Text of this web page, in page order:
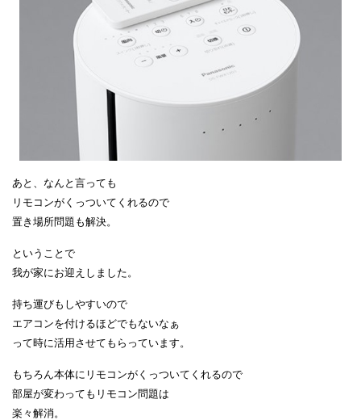
あと、なんと言っても
リモコンがくっついてくれるので
置き場所問題も解決。
ということで
我が家にお迎えしました。
持ち運びもしやすいので
エアコンを付けるほどでもないなぁ
って時に活用させてもらっています。
もちろん本体にリモコンがくっついてくれるので
部屋が変わってもリモコン問題は
楽々解消。